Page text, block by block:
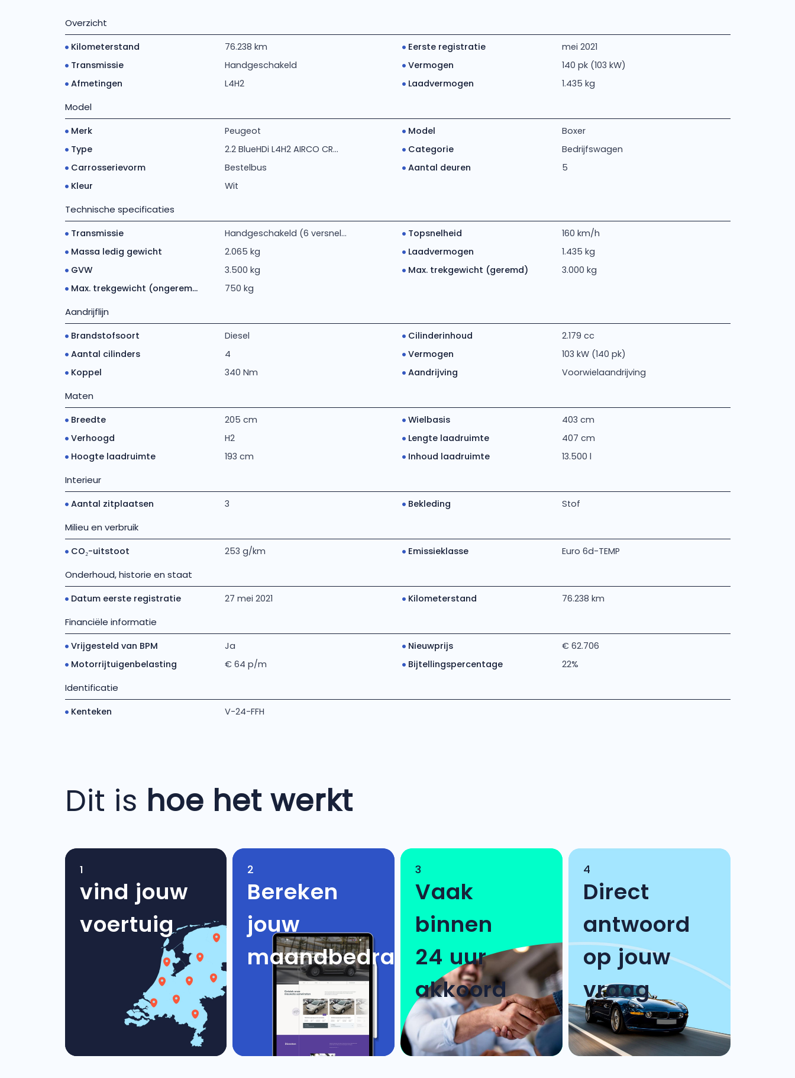
Overzicht
Kilometerstand 76.238 km Eerste registratie
mei 2021
Transmissie
Handgeschakeld Vermogen
140 pk (103 kW)
Afmetingen
L4H2 Laadvermogen 1.435 kg
Model
Merk Peugeot Model
Boxer
Type
2.2 BlueHDi L4H2 AIRCO CR... Categorie
Bedrijfswagen
Carrosserievorm
Bestelbus Aantal deuren
5
Kleur
Wit
Technische specificaties
Transmissie Handgeschakeld (6 versnel... Topsnelheid
160 km/h
Massa ledig gewicht
2.065 kg Laadvermogen
1.435 kg
GVW
3.500 kg Max. trekgewicht (geremd)
3.000 kg
Max. trekgewicht (ongerem...
750 kg
Aandrijflijn
Brandstofsoort Diesel Cilinderinhoud
2.179 cc
Aantal cilinders
4 Vermogen
103 kW (140 pk)
Koppel
340 Nm Aandrijving Voorwielaandrijving
Maten
Breedte 205 cm Wielbasis
403 cm
Verhoogd
H2 Lengte laadruimte
407 cm
Hoogte laadruimte
193 cm Inhoud laadruimte 13.500 l
Interieur
Aantal zitplaatsen 3 Bekleding Stof
Milieu en verbruik
CO₂-uitstoot 253 g/km Emissieklasse Euro 6d-TEMP
Onderhoud, historie en staat
Datum eerste registratie 27 mei 2021 Kilometerstand 76.238 km
Financiële informatie
Vrijgesteld van BPM Ja Nieuwprijs
€ 62.706
Motorrijtuigenbelasting
€ 64 p/m Bijtellingspercentage 22%
Identificatie
Kenteken V-24-FFH
Dit is hoe het werkt
1
vind jouw
voertuig
2
Bereken
jouw
maandbedrag
3
Vaak
binnen
24 uur
akkoord
4
Direct
antwoord
op jouw
vraag